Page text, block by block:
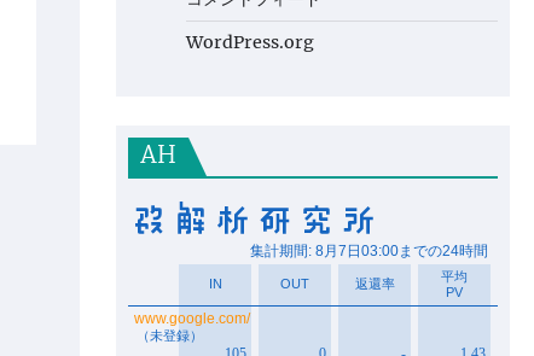
WordPress.org
AH